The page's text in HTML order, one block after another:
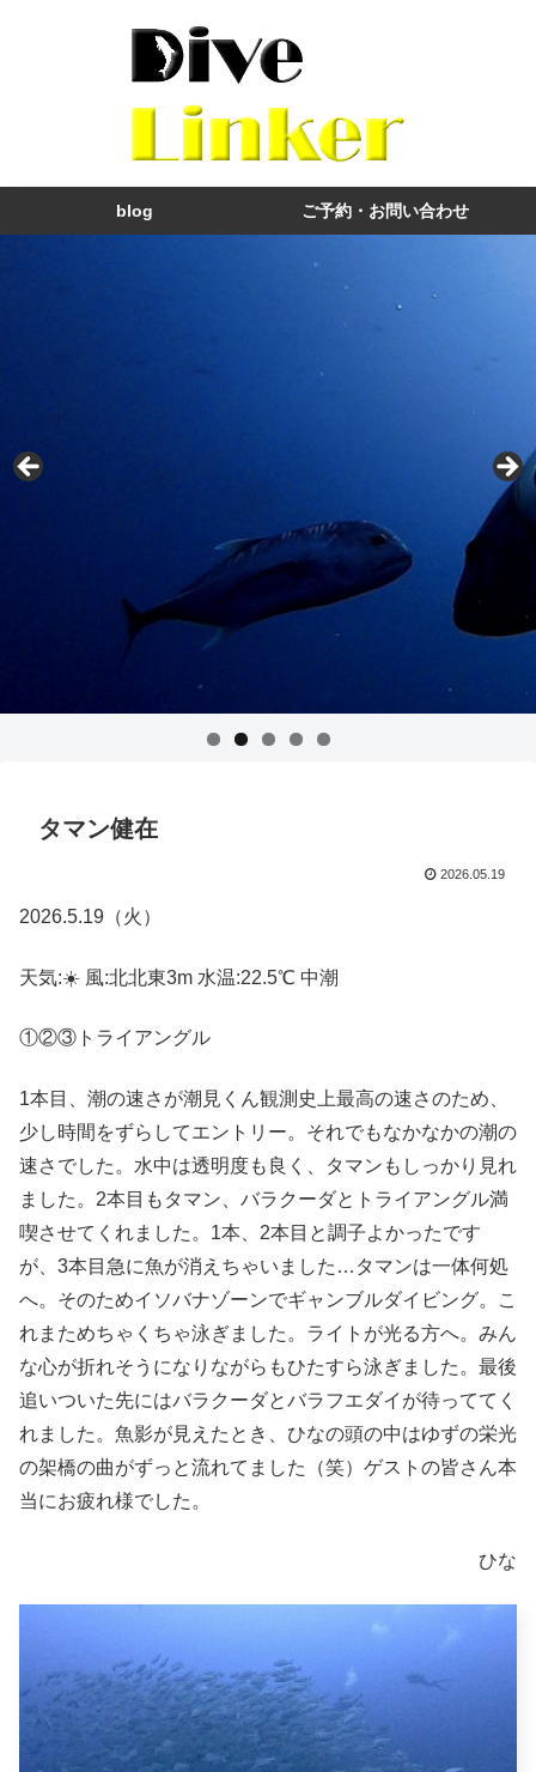
blog ご予約・お問い合わせ
タマン健在
2026.05.19
2026.5.19（火）
天気:☀️ 風:北北東3m 水温:22.5℃ 中潮
①②③トライアングル
1本目、潮の速さが潮見くん観測史上最高の速さのため、
少し時間をずらしてエントリー。それでもなかなかの潮の
速さでした。水中は透明度も良く、タマンもしっかり見れ
ました。2本目もタマン、バラクーダとトライアングル満
喫させてくれました。1本、2本目と調子よかったです
が、3本目急に魚が消えちゃいました…タマンは一体何処
へ。そのためイソバナゾーンでギャンブルダイビング。こ
れまためちゃくちゃ泳ぎました。ライトが光る方へ。みん
な心が折れそうになりながらもひたすら泳ぎました。最後
追いついた先にはバラクーダとバラフエダイが待っててく
れました。魚影が見えたとき、ひなの頭の中はゆずの栄光
の架橋の曲がずっと流れてました（笑）ゲストの皆さん本
当にお疲れ様でした。
ひな